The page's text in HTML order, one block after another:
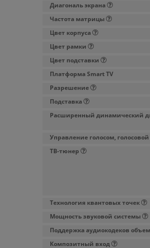
Диагональ экрана
Частота матрицы
Цвет корпуса
Цвет рамки
Цвет подставки
Платформа Smart TV
Разрешение
Подставка
Расширенный динамический
Управление голосом,
ТВ-тюнер
Технология квантовых точек
Мощность звуковой системы
Поддержка аудиокодеков
Композитный вход